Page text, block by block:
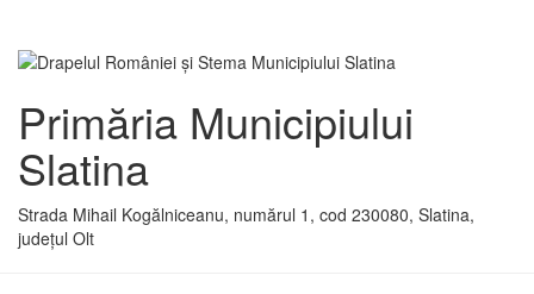
Primăria Municipiului
Slatina
Strada Mihail Kogălniceanu, numărul 1, cod 230080, Slatina,
județul Olt